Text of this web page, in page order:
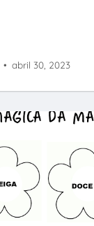
• abril 30, 2023